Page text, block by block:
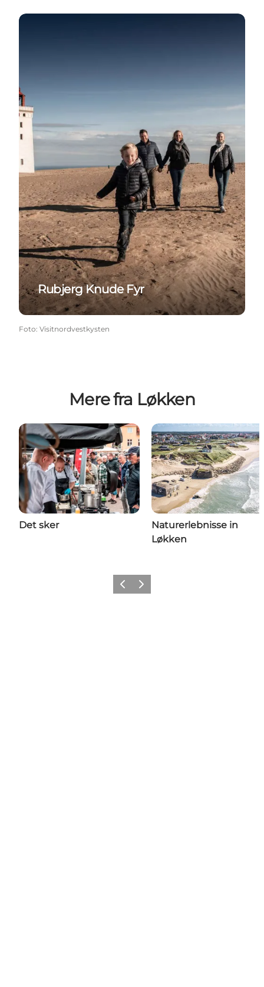
Rubjerg Knude Fyr
Rubjerg Knude Fyr
Foto: Visitnordvestkysten
Mere fra Løkken
Det sker
Naturerlebnisse in
Løkken
ZurückWeiter